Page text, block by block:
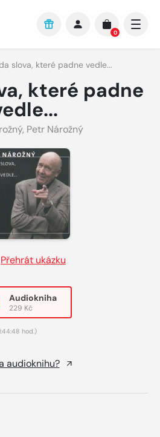
0
slova, které padne vedle...
které padne
, Petr Nárožný
Přehrát ukázku
Audiokniha
229 Kč
hod.)
audioknihu?